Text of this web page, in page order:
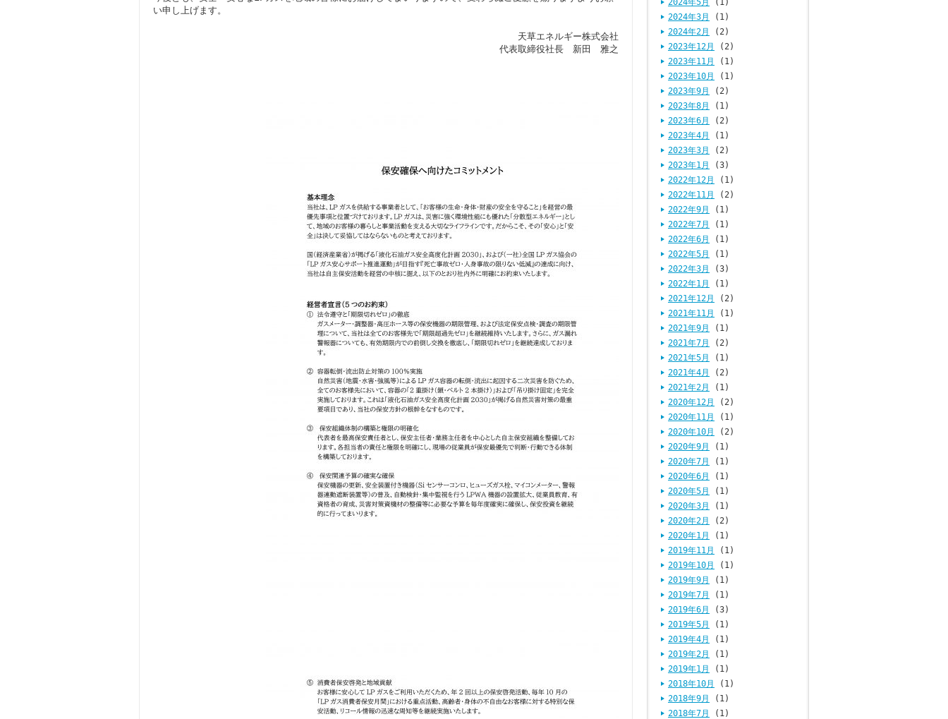
い申し上げます。
天草エネルギー株式会社
代表取締役社長 新田 雅之
2024年5月
(1)
2024年3月
(1)
2024年2月
(2)
2023年12月
(2)
2023年11月
(1)
2023年10月
(1)
2023年9月
(2)
2023年8月
(1)
2023年6月
(2)
2023年4月
(1)
2023年3月
(2)
2023年1月
(3)
2022年12月
(1)
2022年11月
(2)
2022年9月
(1)
2022年7月
(1)
2022年6月
(1)
2022年5月
(1)
2022年3月
(3)
2022年1月
(1)
2021年12月
(2)
2021年11月
(1)
2021年9月
(1)
2021年7月
(2)
2021年5月
(1)
2021年4月
(2)
2021年2月
(1)
2020年12月
(2)
2020年11月
(1)
2020年10月
(2)
2020年9月
(1)
2020年7月
(1)
2020年6月
(1)
2020年5月
(1)
2020年3月
(1)
2020年2月
(2)
2020年1月
(1)
2019年11月
(1)
2019年10月
(1)
2019年9月
(1)
2019年7月
(1)
2019年6月
(3)
2019年5月
(1)
2019年4月
(1)
2019年2月
(1)
2019年1月
(1)
2018年10月
(1)
2018年9月
(1)
2018年7月
(1)